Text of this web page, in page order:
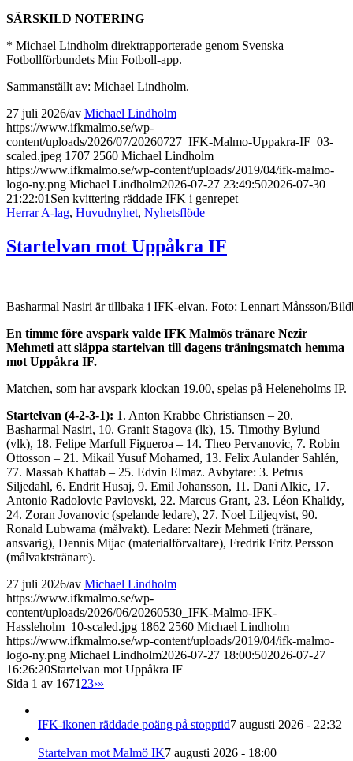
SÄRSKILD NOTERING
* Michael Lindholm direktrapporterade genom Svenska
Fotbollförbundets Min Fotboll-app.
Sammanställt av: Michael Lindholm.
27 juli 2026/av Michael Lindholm
https://www.ifkmalmo.se/wp-
content/uploads/2026/07/20260727_IFK-Malmo-Uppakra-IF_03-
scaled.jpeg 1707 2560 Michael Lindholm
https://www.ifkmalmo.se/wp-content/uploads/2019/04/ifk-malmo-
logo-ny.png Michael Lindholm2026-07-27 23:49:502026-07-30
21:22:01 Sen kvittering räddade IFK i genrepet
Herrar A-lag, Huvudnyhet, Nyhetsflöde
Startelvan mot Uppåkra IF
Basharmal Nasiri är tillbaka i IFK-elvan. Foto: Lennart Månsson/
En timme före avspark valde IFK Malmös tränare Nezir
Mehmeti att släppa startelvan till dagens träningsmatch hemma
mot Uppåkra IF.
Matchen, som har avspark klockan 19.00, spelas på Heleneholms IP.
Startelvan (4-2-3-1): 1. Anton Krabbe Christiansen – 20.
Basharmal Nasiri, 10. Granit Stagova (lk), 15. Timothy Bylund
(vlk), 18. Felipe Marfull Figueroa – 14. Theo Pervanovic, 7. Robin
Ottosson – 21. Mikail Yusuf Mohamed, 13. Felix Aulander Sahlén,
77. Massab Khattab – 25. Edvin Elmaz. Avbytare: 3. Petrus
Siljedahl, 6. Endrit Husaj, 9. Emil Johansson, 11. Dani Alkic, 17.
Antonio Radolovic Pavlovski, 22. Marcus Grant, 23. Léon Khalidy,
24. Zoran Jovanovic (spelande ledare), 27. Noel Liljeqvist, 90.
Ronald Lubwama (målvakt). Ledare: Nezir Mehmeti (tränare,
ansvarig), Dennis Mijac (materialförvaltare), Fredrik Fritz Persson
(målvaktstränare).
27 juli 2026/av Michael Lindholm
https://www.ifkmalmo.se/wp-
content/uploads/2026/06/20260530_IFK-Malmo-IFK-
Hassleholm_10-scaled.jpg 1862 2560 Michael Lindholm
https://www.ifkmalmo.se/wp-content/uploads/2019/04/ifk-malmo-
logo-ny.png Michael Lindholm2026-07-27 18:00:502026-07-27
16:26:20Startelvan mot Uppåkra IF
Sida 1 av 1671 23›»
IFK-ikonen räddade poäng på stopptid7 augusti 2026 - 22:32
Startelvan mot Malmö IK7 augusti 2026 - 18:00